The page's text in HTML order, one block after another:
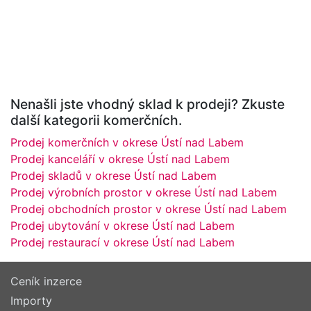
Nenašli jste vhodný sklad k prodeji? Zkuste
další kategorii komerčních.
Prodej komerčních v okrese Ústí nad Labem
Prodej kanceláří v okrese Ústí nad Labem
Prodej skladů v okrese Ústí nad Labem
Prodej výrobních prostor v okrese Ústí nad Labem
Prodej obchodních prostor v okrese Ústí nad Labem
Prodej ubytování v okrese Ústí nad Labem
Prodej restaurací v okrese Ústí nad Labem
Ceník inzerce
Importy